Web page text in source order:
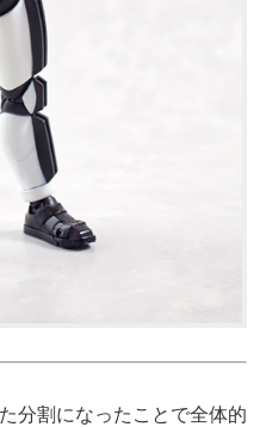
分割になったことで全体的